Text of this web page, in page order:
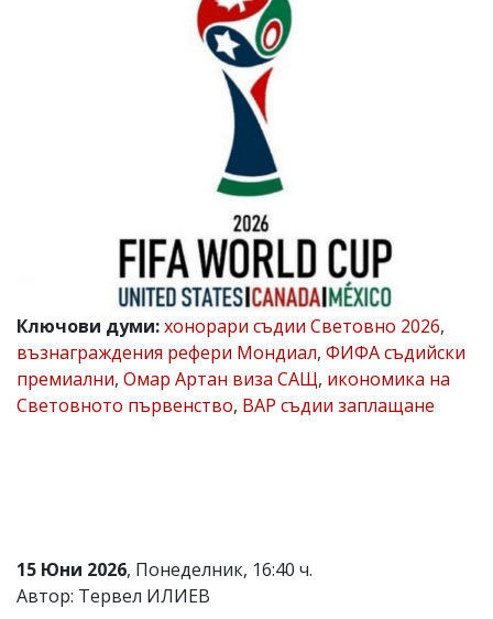
Колев,
email:
office@flagman.bg
Коментарите
редакцията
не
носи
Ключови думи:хонорари съдии Световно 2026,
възнаграждения рефери Мондиал, ФИФА съдийски
премиални, Омар Артан виза САЩ, икономика на
Световното първенство, ВАР съдии заплащане
15 Юни 2026, Понеделник, 16:40 ч.
Автор: Тервел ИЛИЕВ